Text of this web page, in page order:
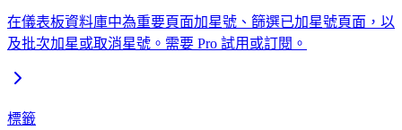
在儀表板資料庫中為重要頁面加星號、篩選已加星號頁面，以
及批次加星或取消星號。需要 Pro 試用或訂閱。
標籤